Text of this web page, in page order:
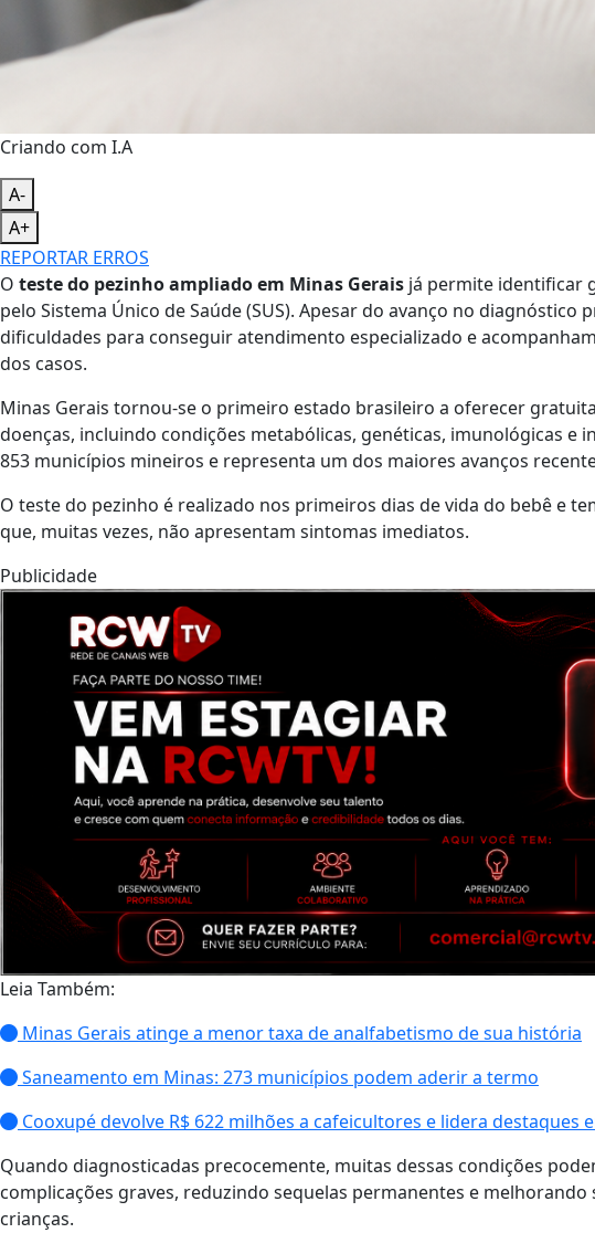
Criando com I.A
A-
A+
REPORTAR ERROS
O teste do pezinho ampliado em Minas Gerais já permite identificar
pelo Sistema Único de Saúde (SUS). Apesar do avanço no
dificuldades para conseguir atendimento especializado e
dos casos.
Minas Gerais tornou-se o primeiro estado brasileiro a oferecer
doenças, incluindo condições metabólicas, genéticas, imunológicas e
853 municípios mineiros e representa um dos maiores avanços
O teste do pezinho é realizado nos primeiros dias de vida do bebê e
que, muitas vezes, não apresentam sintomas imediatos.
Publicidade
Leia Também:
Minas Gerais atinge a menor taxa de analfabetismo de sua história
Saneamento em Minas: 273 municípios podem aderir a termo
Cooxupé devolve R$ 622 milhões a cafeicultores e lidera destaques
Quando diagnosticadas precocemente, muitas dessas condições
complicações graves, reduzindo sequelas permanentes e
crianças.